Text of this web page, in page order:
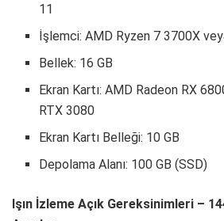
11
İşlemci: AMD Ryzen 7 3700X
Bellek: 16 GB
Ekran Kartı: AMD Radeon RX
RTX 3080
Ekran Kartı Belleği: 10 GB
Depolama Alanı: 100 GB (SSD)
Işın İzleme Açık Gereksinimleri –